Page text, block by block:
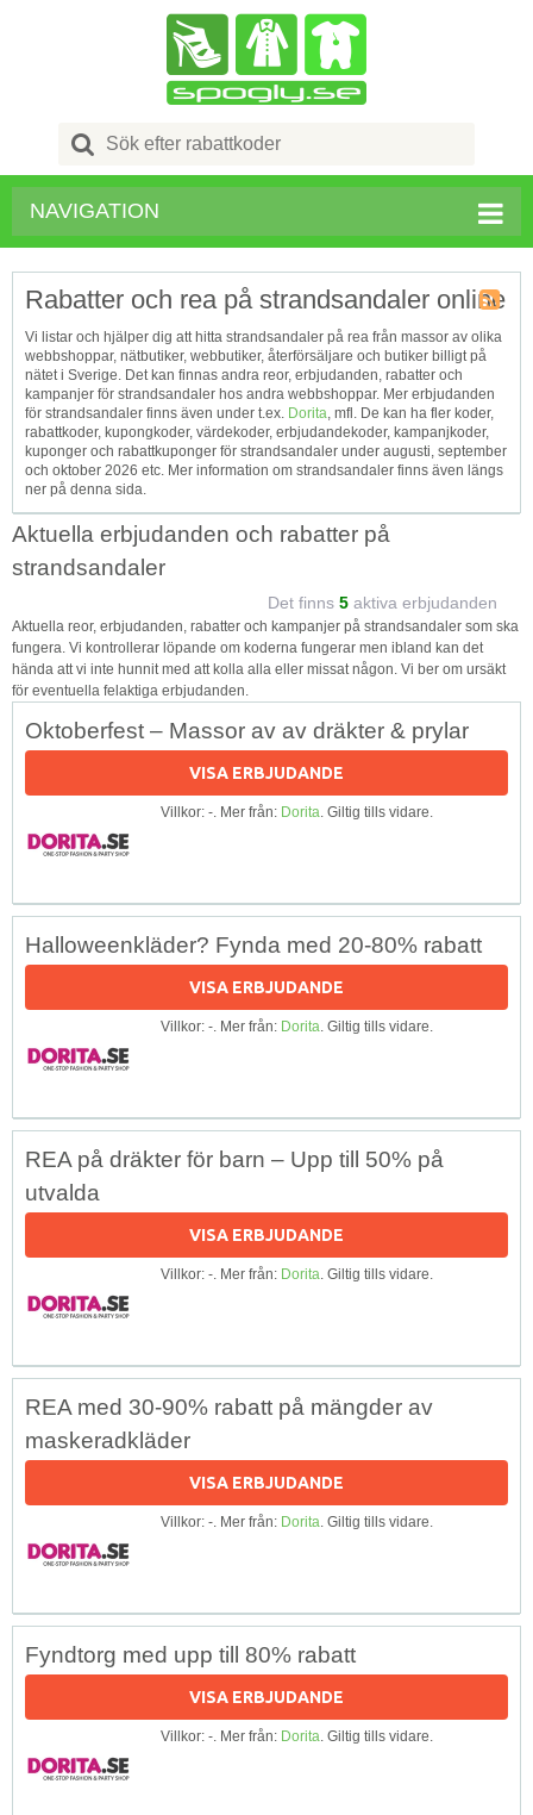
Search
for:
NAVIGATION
Tagg
Rabatter och rea på strandsandaler online
Vi listar och hjälper dig att hitta strandsandaler på rea från massor av olika
webbshoppar, nätbutiker, webbutiker, återförsäljare och butiker billigt på
nätet i Sverige. Det kan finnas andra reor, erbjudanden, rabatter och
kampanjer för strandsandaler hos andra webbshoppar. Mer erbjudanden
för strandsandaler finns även under t.ex. Dorita, mfl. De kan ha fler koder,
rabattkoder, kupongkoder, värdekoder, erbjudandekoder, kampanjkoder,
kuponger och rabattkuponger för strandsandaler under augusti, september
och oktober 2026 etc. Mer information om strandsandaler finns även längs
ner på denna sida.
Aktuella erbjudanden och rabatter på
strandsandaler
Det finns 5 aktiva erbjudanden
Aktuella reor, erbjudanden, rabatter och kampanjer på strandsandaler som ska
fungera. Vi kontrollerar löpande om koderna fungerar men ibland kan det
hända att vi inte hunnit med att kolla alla eller missat någon. Vi ber om ursäkt
för eventuella felaktiga erbjudanden.
Oktoberfest – Massor av av dräkter & prylar
VISA ERBJUDANDE
Villkor: -. Mer från: Dorita. Giltig tills vidare.
Halloweenkläder? Fynda med 20-80% rabatt
VISA ERBJUDANDE
Villkor: -. Mer från: Dorita. Giltig tills vidare.
REA på dräkter för barn – Upp till 50% på
utvalda
VISA ERBJUDANDE
Villkor: -. Mer från: Dorita. Giltig tills vidare.
REA med 30-90% rabatt på mängder av
maskeradkläder
VISA ERBJUDANDE
Villkor: -. Mer från: Dorita. Giltig tills vidare.
Fyndtorg med upp till 80% rabatt
VISA ERBJUDANDE
Villkor: -. Mer från: Dorita. Giltig tills vidare.